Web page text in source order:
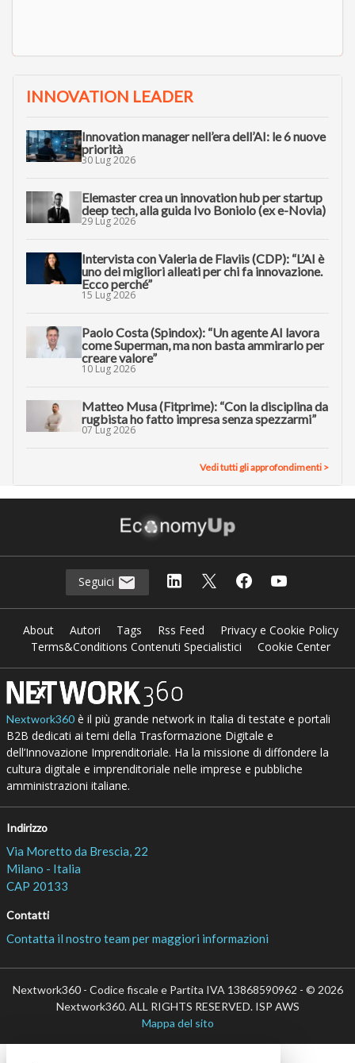
INNOVATION LEADER
Innovation manager nell’era dell’AI: le 6 nuove
priorità
30 Lug 2026
Elemaster crea un innovation hub per startup
deep tech, alla guida Ivo Boniolo (ex e-Novia)
29 Lug 2026
Intervista con Valeria de Flaviis (CDP): “L’AI è
uno dei migliori alleati per chi fa innovazione.
Ecco perché”
15 Lug 2026
Paolo Costa (Spindox): “Un agente AI lavora
come Superman, ma non basta ammirarlo per
creare valore”
10 Lug 2026
Matteo Musa (Fitprime): “Con la disciplina da
rugbista ho fatto impresa senza spezzarmi”
07 Lug 2026
Vedi tutti gli approfondimenti >
Seguici
About Autori Tags Rss Feed
Privacy e Cookie Policy
Terms&Conditions Contenuti Specialistici
Cookie Center
Nextwork360è il più grande network in Italia di testate e portali
B2B dedicati ai temi della Trasformazione Digitale e
dell’Innovazione Imprenditoriale. Ha la missione di diffondere la
cultura digitale e imprenditoriale nelle imprese e pubbliche
amministrazioni italiane.
Indirizzo
Via Moretto da Brescia, 22
Milano - Italia
CAP 20133
Contatti
Contatta il nostro team per maggiori informazioni
Nextwork360 - Codice fiscale e Partita IVA 13868590962 - © 2026
Nextwork360. ALL RIGHTS RESERVED. ISP AWS
Mappa del sito